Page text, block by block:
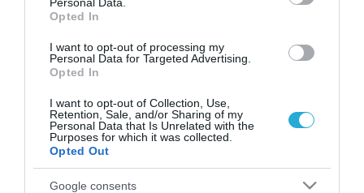
Personal Data.
Opted In
I want to opt-out of processing my
Personal Data for Targeted Advertising.
Opted In
I want to opt-out of Collection, Use,
Retention, Sale, and/or Sharing of my
Personal Data that Is Unrelated with the
Purposes for which it was collected.
Opted Out
Google consents
ΡΟΗ ΕΙΔΗΣΕΩΝ